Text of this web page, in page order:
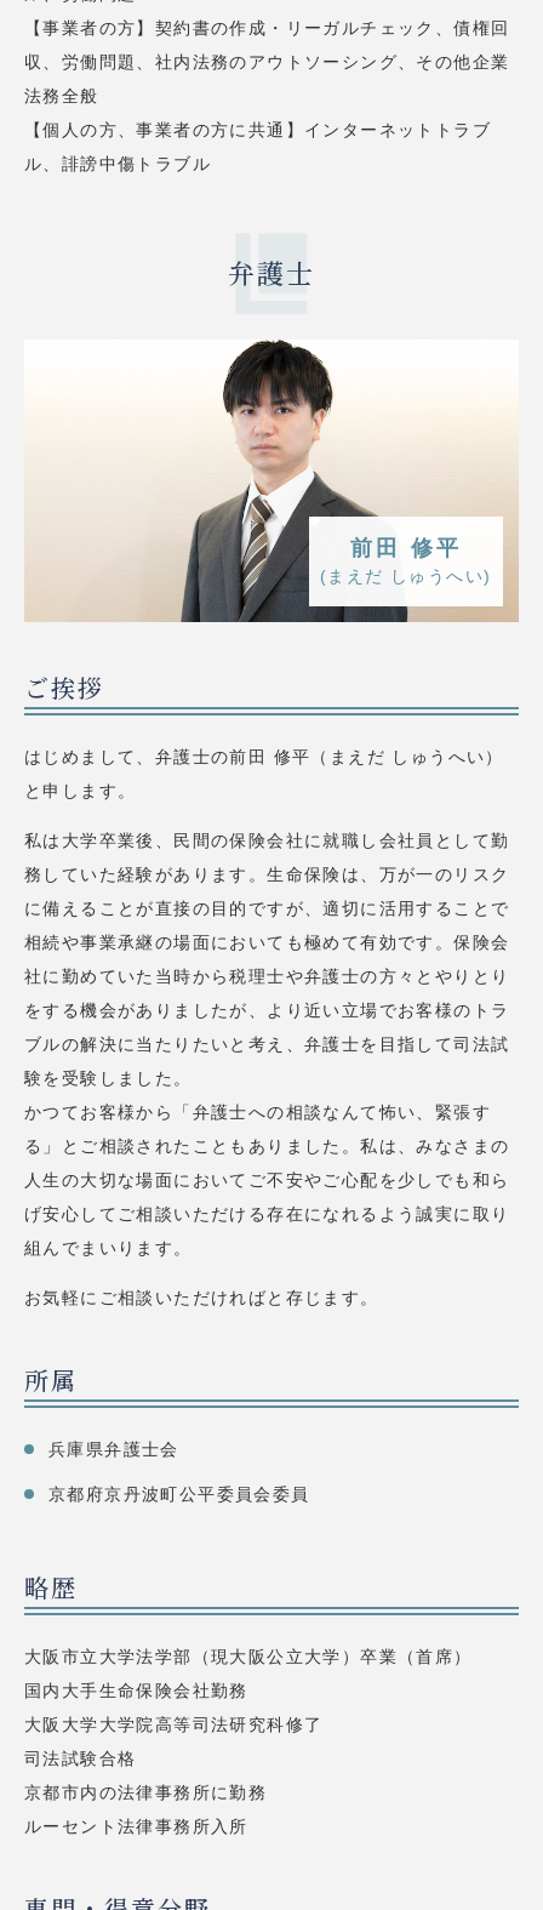
【事業者の方】契約書の作成・リーガルチェック、債権回
収、労働問題、社内法務のアウトソーシング、その他企業
法務全般
【個人の方、事業者の方に共通】インターネットトラブ
ル、誹謗中傷トラブル
弁護士
前田 修平
(まえだ しゅうへい)
ご挨拶
はじめまして、弁護士の前田 修平（まえだ しゅうへい）
と申します。
私は大学卒業後、民間の保険会社に就職し会社員として勤
務していた経験があります。生命保険は、万が一のリスク
に備えることが直接の目的ですが、適切に活用することで
相続や事業承継の場面においても極めて有効です。保険会
社に勤めていた当時から税理士や弁護士の方々とやりとり
をする機会がありましたが、より近い立場でお客様のトラ
ブルの解決に当たりたいと考え、弁護士を目指して司法試
験を受験しました。
かつてお客様から「弁護士への相談なんて怖い、緊張す
る」とご相談されたこともありました。私は、みなさまの
人生の大切な場面においてご不安やご心配を少しでも和ら
げ安心してご相談いただける存在になれるよう誠実に取り
組んでまいります。
お気軽にご相談いただければと存じます。
所属
兵庫県弁護士会
京都府京丹波町公平委員会委員
略歴
大阪市立大学法学部（現大阪公立大学）卒業（首席）
国内大手生命保険会社勤務
大阪大学大学院高等司法研究科修了
司法試験合格
京都市内の法律事務所に勤務
ルーセント法律事務所入所